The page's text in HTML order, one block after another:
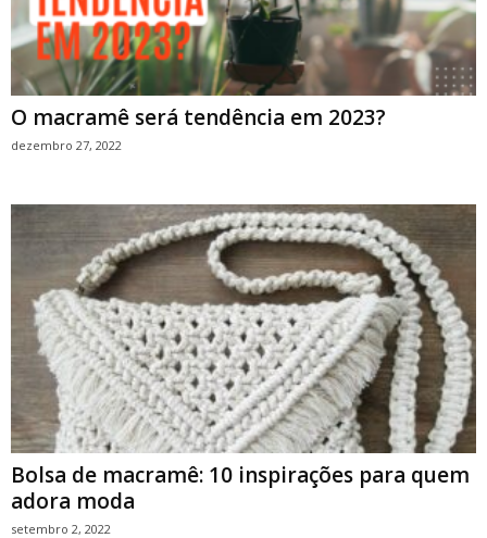
O macramê será tendência em 2023?
dezembro 27, 2022
Bolsa de macramê: 10 inspirações para quem
adora moda
setembro 2, 2022